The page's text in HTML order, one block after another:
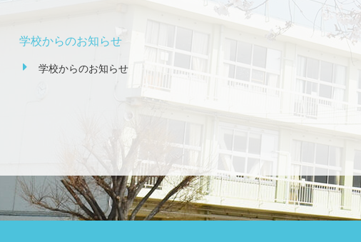
学校からのお知らせ
学校からのお知らせ